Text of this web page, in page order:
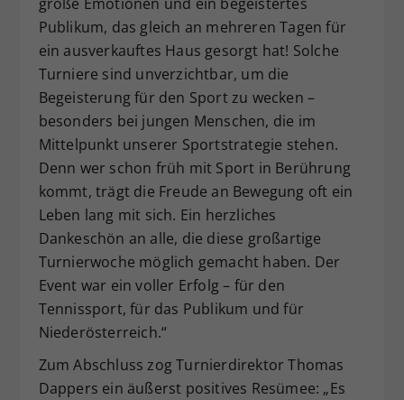
Publikum, das gleich an mehreren Tagen für
ein ausverkauftes Haus gesorgt hat! Solche
Turniere sind unverzichtbar, um die
Begeisterung für den Sport zu wecken –
besonders bei jungen Menschen, die im
Mittelpunkt unserer Sportstrategie stehen.
Denn wer schon früh mit Sport in Berührung
kommt, trägt die Freude an Bewegung oft ein
Leben lang mit sich. Ein herzliches
Dankeschön an alle, die diese großartige
Turnierwoche möglich gemacht haben. Der
Event war ein voller Erfolg – für den
Tennissport, für das Publikum und für
Niederösterreich.“
Zum Abschluss zog Turnierdirektor Thomas
Dappers ein äußerst positives Resümee: „Es